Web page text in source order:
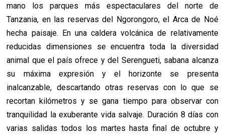
mano los parques más espectaculares del norte de
Tanzania, en las reservas del Ngorongoro, el Arca de Noé
hecha paisaje. En una caldera volcánica de relativamente
reducidas dimensiones se encuentra toda la diversidad
animal que el país ofrece y del Serengueti, sabana alcanza
su máxima expresión y el horizonte se presenta
inalcanzable, descartando otras reservas con lo que se
recortan kilómetros y se gana tiempo para observar con
tranquilidad la exuberante vida salvaje. Duración 8 días con
varias salidas todos los martes hasta final de octubre y